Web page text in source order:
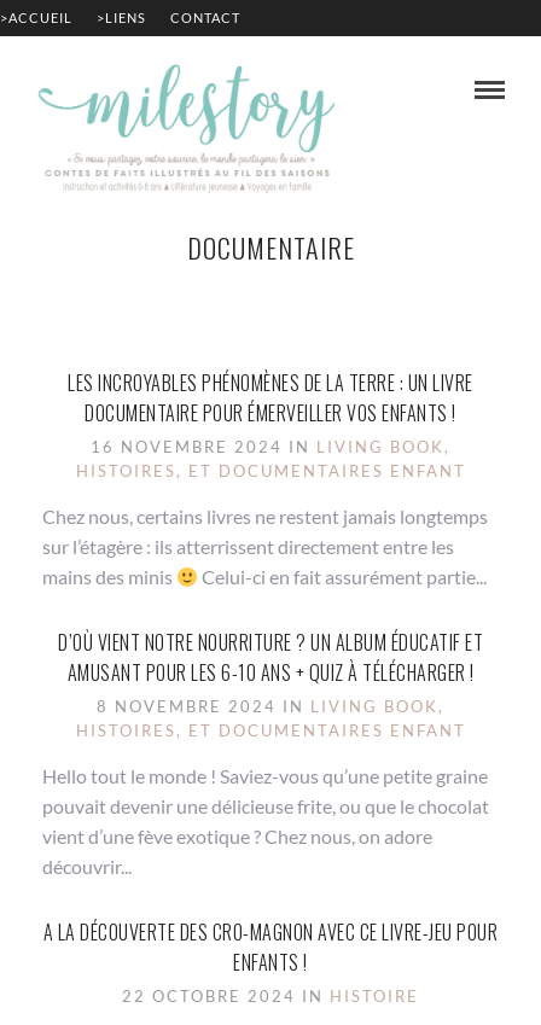
>ACCUEIL >LIENS CONTACT
DOCUMENTAIRE
LES INCROYABLES PHÉNOMÈNES DE LA TERRE : UN LIVRE
DOCUMENTAIRE POUR ÉMERVEILLER VOS ENFANTS !
16 NOVEMBRE 2024 IN LIVING BOOK,
HISTOIRES, ET DOCUMENTAIRES ENFANT
Chez nous, certains livres ne restent jamais longtemps
sur l’étagère : ils atterrissent directement entre les
mains des minis
Celui-ci en fait assurément partie...
D’OÙ VIENT NOTRE NOURRITURE ? UN ALBUM ÉDUCATIF ET
AMUSANT POUR LES 6-10 ANS + QUIZ À TÉLÉCHARGER !
8 NOVEMBRE 2024 IN LIVING BOOK,
HISTOIRES, ET DOCUMENTAIRES ENFANT
Hello tout le monde ! Saviez-vous qu’une petite graine
pouvait devenir une délicieuse frite, ou que le chocolat
vient d’une fève exotique ? Chez nous, on adore
découvrir...
A LA DÉCOUVERTE DES CRO-MAGNON AVEC CE LIVRE-JEU POUR
ENFANTS !
22 OCTOBRE 2024 IN HISTOIRE